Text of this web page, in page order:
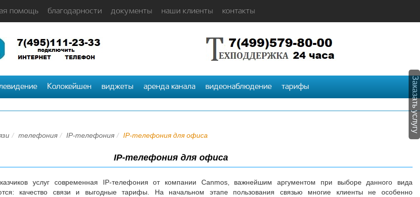
Заказать услугу
помощь благодарности документы наши клиенты контакты
Колокейшен виджеты аренда канала видеонаблюдение тарифы
телефония IP-телефония IP-телефония для офиса
IP-телефония для офиса
услуг современная IP-телефония от компании Canmos, важнейшим аргументом при выборе данного вида
качество связи и выгодные тарифы. На начальном этапе пользования связью многие клиенты не особенно